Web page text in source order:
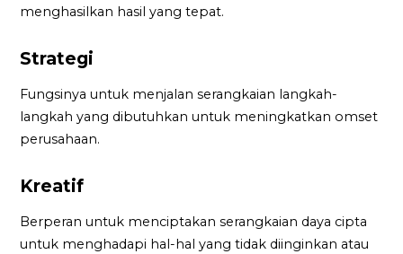
menghasilkan hasil yang tepat.
Strategi
Fungsinya untuk menjalan serangkaian langkah-
langkah yang dibutuhkan untuk meningkatkan omset
perusahaan.
Kreatif
Berperan untuk menciptakan serangkaian daya cipta
untuk menghadapi hal-hal yang tidak diinginkan atau